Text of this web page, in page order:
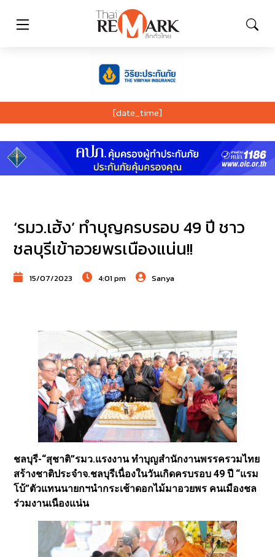
[date_time]
‘รมว.เฮ้ง’ ทำบุญครบรอบ 49 ปี ชาว
ชลบุรีเข้าอวยพรเนืองแน่น!!
15/07/2023 4:01 pm Sanya
ชลบุรี-“สุชาติ”รมว.แรงงาน ทำบุญสำนักงานพรรครวมไทย
สร้างชาติประจำจ.ชลบุรีเนื่องในวันเกิดครบรอบ 49 ปี “แรม
โบ้”ตัวแทนนายกฯนำกระเช้าดอกไม้มาอวยพร คนเมืองชล
ร่วมงานเนืองแน่น